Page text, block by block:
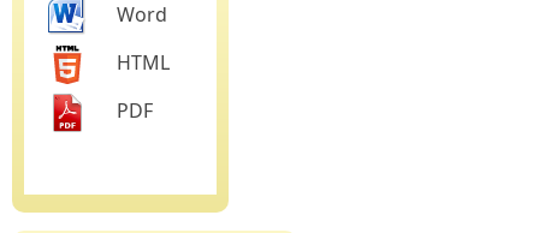
Word
HTML
PDF